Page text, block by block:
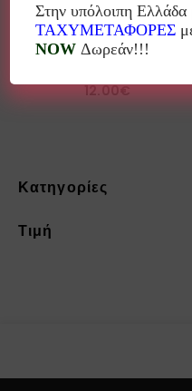
12.00€
Κατηγορίες
Τιμή
Στην υπόλοιπη
ΤΑΧΥΜΕΤΑΦΟΡΕΣ
NOW Δωρεάν!!!